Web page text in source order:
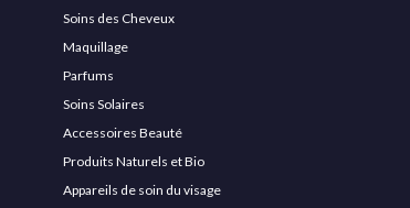
Soins des Cheveux
Maquillage
Parfums
Soins Solaires
Accessoires Beauté
Produits Naturels et Bio
Appareils de soin du visage